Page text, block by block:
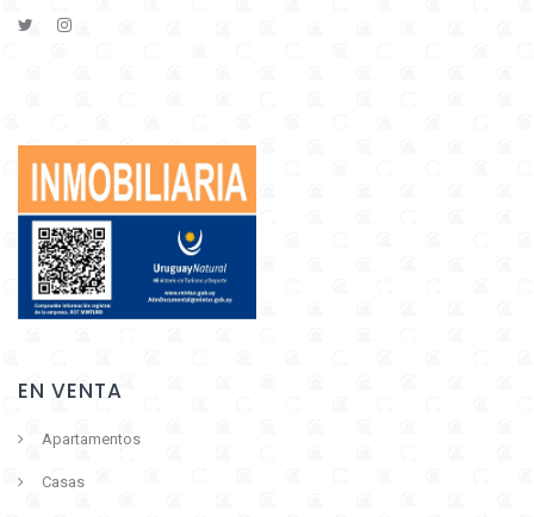
EN VENTA
Apartamentos
Casas